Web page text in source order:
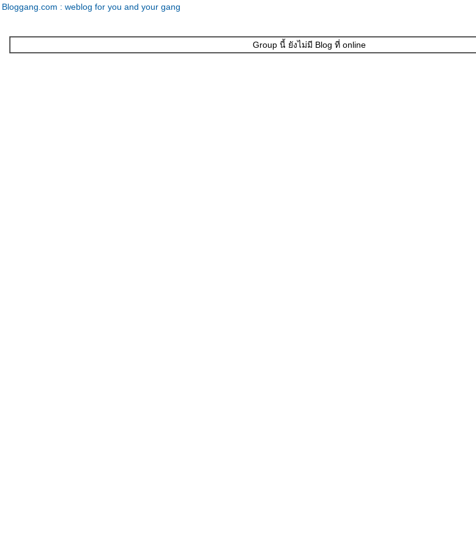
Bloggang.com : weblog for you and your gang
Group นี้ ยังไม่มี Blog ที่ online